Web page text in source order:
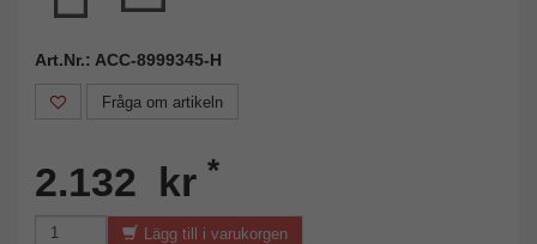
Art.Nr.: ACC-8999345-H
Fråga om artikeln
2.132 kr *
Lägg till i varukorgen